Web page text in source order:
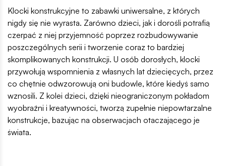
Klocki konstrukcyjne to zabawki uniwersalne, z których
nigdy się nie wyrasta. Zarówno dzieci, jak i dorośli potrafią
czerpać z niej przyjemność poprzez rozbudowywanie
poszczególnych serii i tworzenie coraz to bardziej
skomplikowanych konstrukcji. U osób dorosłych, klocki
przywołują wspomnienia z własnych lat dziecięcych, przez
co chętnie odwzorowują oni budowle, które kiedyś samo
wznosili. Z kolei dzieci, dzięki nieograniczonym pokładom
wyobraźni i kreatywności, tworzą zupełnie niepowtarzalne
konstrukcje, bazując na obserwacjach otaczającego je
świata.